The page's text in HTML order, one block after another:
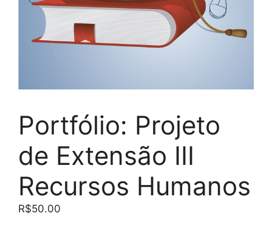
Portfólio: Projeto
de Extensão III
Recursos Humanos
R$50.00